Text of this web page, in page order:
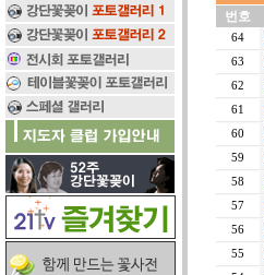
번호
64
63
62
61
60
59
58
57
56
55